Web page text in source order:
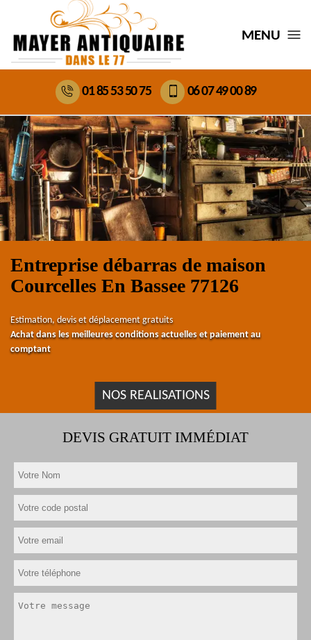
MENU
01 85 53 50 75 06 07 49 00 89
Entreprise débarras de maison
Courcelles En Bassee 77126
Estimation, devis et déplacement gratuits
Achat dans les meilleures conditions actuelles et paiement au
comptant
NOS REALISATIONS
DEVIS GRATUIT IMMÉDIAT